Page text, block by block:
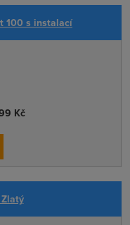
100 s instalací
Kč